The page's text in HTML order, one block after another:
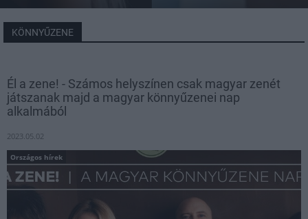
KÖNNYŰZENE
Él a zene! - Számos helyszínen csak magyar zenét
játszanak majd a magyar könnyűzenei nap
alkalmából
2023.05.02
Országos hírek